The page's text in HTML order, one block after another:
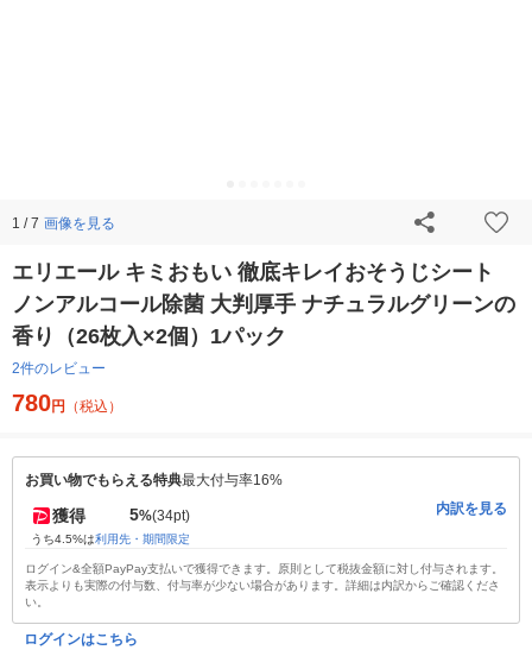
1 / 7 画像を見る
エリエール キミおもい 徹底キレイおそうじシート
ノンアルコール除菌 大判厚手 ナチュラルグリーンの
香り（26枚入×2個）1パック
2件のレビュー
780円 （税込）
お買い物でもらえる特典最大付与率16%
獲得 5%(34pt)
うち4.5%は利用先・期間限定
内訳を見る
ログイン&全額PayPay支払いで獲得できます。原則として税抜金額に対し付与されます。
表示よりも実際の付与数、付与率が少ない場合があります。詳細は内訳からご確認くださ
い。
ログインはこちら